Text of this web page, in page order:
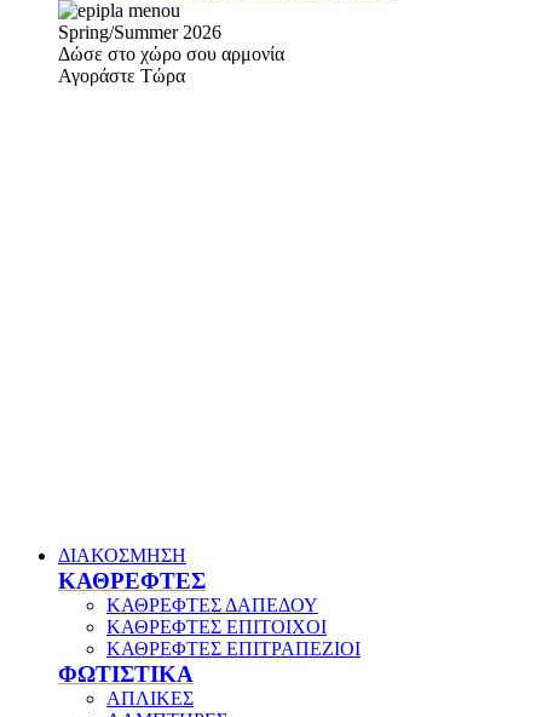
Spring/Summer 2026
Δώσε στο χώρο σου αρμονία
Αγοράστε Τώρα
ΔΙΑΚΟΣΜΗΣΗ
ΚΑΘΡΕΦΤΕΣ
ΚΑΘΡΕΦΤΕΣ ΔΑΠΕΔΟΥ
ΚΑΘΡΕΦΤΕΣ ΕΠΙΤΟΙΧΟΙ
ΚΑΘΡΕΦΤΕΣ ΕΠΙΤΡΑΠΕΖΙΟΙ
ΦΩΤΙΣΤΙΚΑ
ΑΠΛΙΚΕΣ